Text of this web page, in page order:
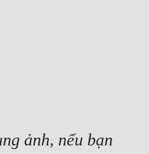
ảnh, nếu bạn